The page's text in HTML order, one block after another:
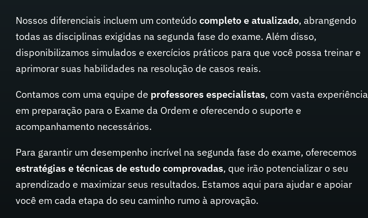
Nossos diferenciais incluem um conteúdocompleto e atualizado, abrangendo
todas as disciplinas exigidas na segunda fase do exame. Além disso,
disponibilizamos simulados e exercícios práticos para que você possa treinar e
aprimorar suas habilidades na resolução de casos reais.
Contamos com uma equipe de professores especialistas, com vasta experiência
em preparação para o Exame da Ordem e oferecendo o suporte e
acompanhamento necessários.
Para garantir um desempenho incrível na segunda fase do exame, oferecemos
estratégias e técnicas de estudo comprovadas, que irão potencializar o seu
aprendizado e maximizar seus resultados. Estamos aqui para ajudar e apoiar
você em cada etapa do seu caminho rumo à aprovação.